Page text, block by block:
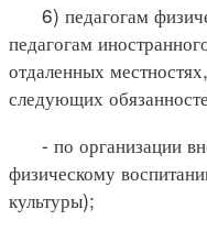
6) педагогам
педагогам
отдаленных
следующих
- по организации
физическому
культуры);